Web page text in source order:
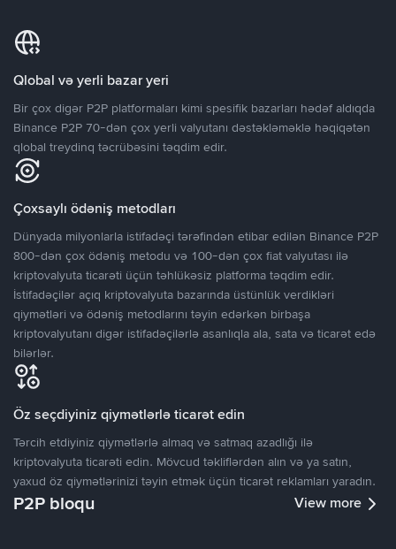
Qlobal və yerli bazar yeri
Bir çox digər P2P platformaları kimi spesifik bazarları hədəf aldıqda
Binance P2P 70-dən çox yerli valyutanı dəstəkləməklə həqiqətən
qlobal treydinq təcrübəsini təqdim edir.
Çoxsaylı ödəniş metodları
Dünyada milyonlarla istifadəçi tərəfindən etibar edilən Binance P2P
800-dən çox ödəniş metodu və 100-dən çox fiat valyutası ilə
kriptovalyuta ticarəti üçün təhlükəsiz platforma təqdim edir.
İstifadəçilər açıq kriptovalyuta bazarında üstünlük verdikləri
qiymətləri və ödəniş metodlarını təyin edərkən birbaşa
kriptovalyutanı digər istifadəçilərlə asanlıqla ala, sata və ticarət edə
bilərlər.
Öz seçdiyiniz qiymətlərlə ticarət edin
Tərcih etdiyiniz qiymətlərlə almaq və satmaq azadlığı ilə
kriptovalyuta ticarəti edin. Mövcud təkliflərdən alın və ya satın,
yaxud öz qiymətlərinizi təyin etmək üçün ticarət reklamları yaradın.
P2P bloqu View more